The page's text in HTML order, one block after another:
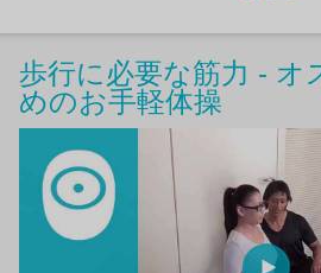
歩行に必要な筋力 - オ
めのお手軽体操